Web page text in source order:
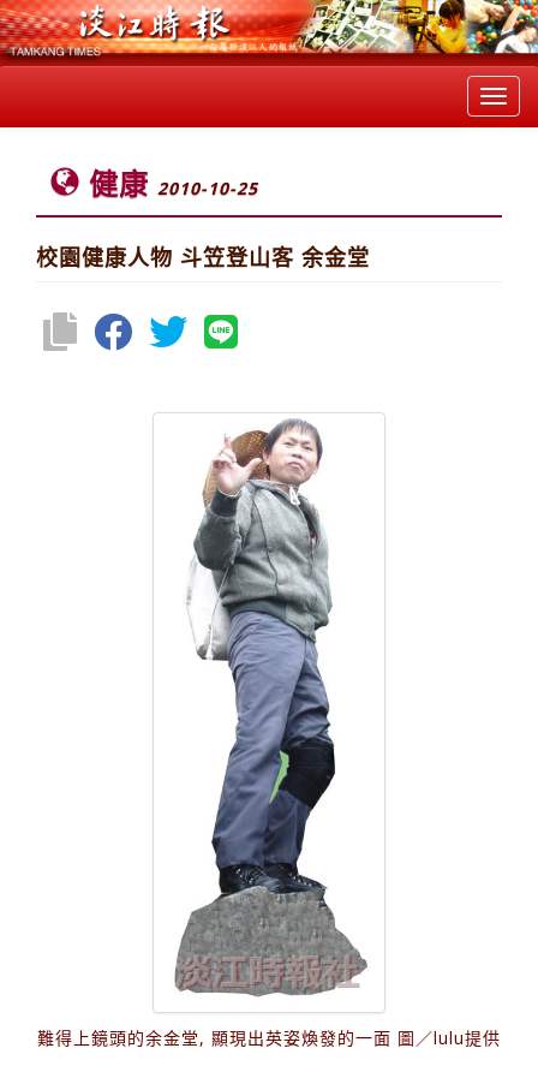
健康 2010-10-25
校園健康人物 斗笠登山客 余金堂
難得上鏡頭的余金堂, 顯現出英姿煥發的一面 圖／lulu提供